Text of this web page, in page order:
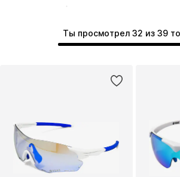
Ты просмотрел 32 из 39